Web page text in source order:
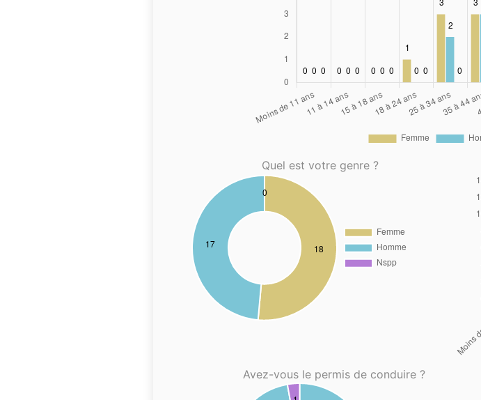
Quel est votre genre ?
Avez-vous le permis de conduire ?